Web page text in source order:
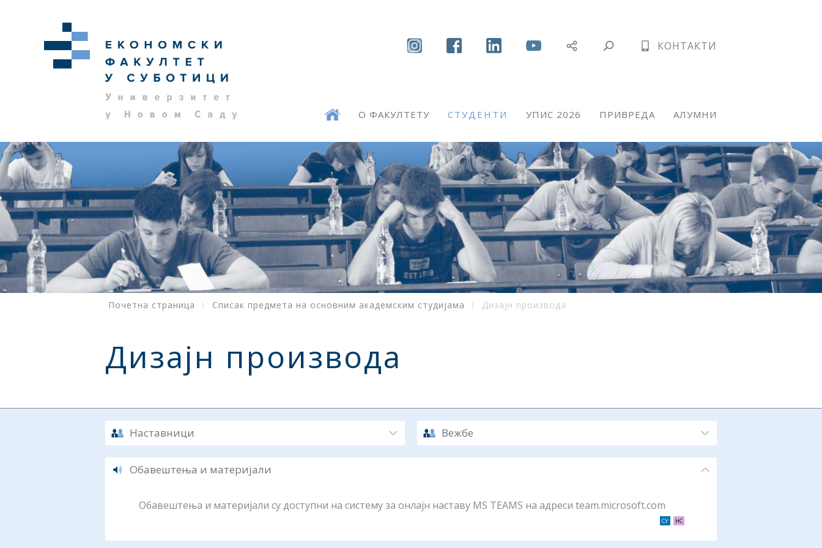
КОНТАКТИ
О ФАКУЛТЕТУ СТУДЕНТИ УПИС 2026 ПРИВРЕДА АЛУМНИ
Почетна страница Списак предмета на основним академским студијама Дизајн производа
Дизајн производа
Наставници Вежбе
Обавештења и материјали
Обавештења и материјали су доступни на систему за онлајн наставу MS TEAMS на адреси team.microsoft.com